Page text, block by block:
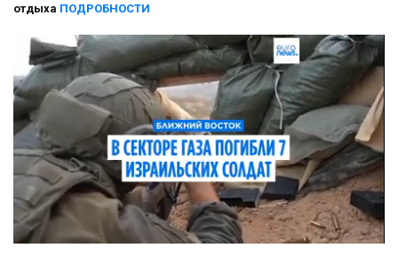
отдыха ПОДРОБНОСТИ